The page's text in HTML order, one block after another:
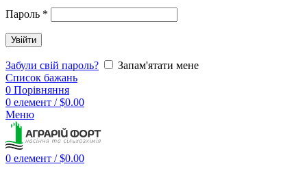
Пароль *
Увійти
Забули свій пароль?
Запам'ятати мене
Список бажань
0 Порівняння
0 елемент / $0.00
Меню
0 елемент / $0.00